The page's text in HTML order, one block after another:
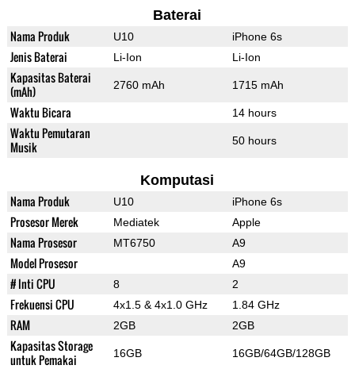
Baterai
Nama Produk U10 iPhone 6s
Jenis Baterai Li-Ion Li-Ion
Kapasitas Baterai
(mAh)
2760 mAh 1715 mAh
Waktu Bicara 14 hours
Waktu Pemutaran
Musik
50 hours
Komputasi
Nama Produk U10 iPhone 6s
Prosesor Merek Mediatek Apple
Nama Prosesor MT6750 A9
Model Prosesor A9
# Inti CPU 8 2
Frekuensi CPU 4x1.5 & 4x1.0 GHz 1.84 GHz
RAM 2GB 2GB
Kapasitas Storage
untuk Pemakai
16GB 16GB/64GB/128GB